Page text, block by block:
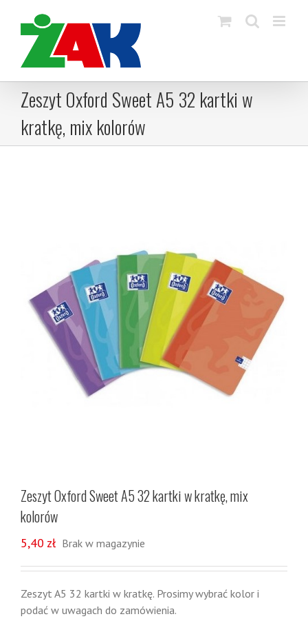
content
Zeszyt Oxford Sweet A5 32 kartki w
kratkę, mix kolorów
Zeszyt Oxford Sweet A5 32 kartki w kratkę, mix
kolorów
5,40 zł Brak w magazynie
Zeszyt A5 32 kartki w kratkę. Prosimy wybrać kolor i
podać w uwagach do zamówienia.